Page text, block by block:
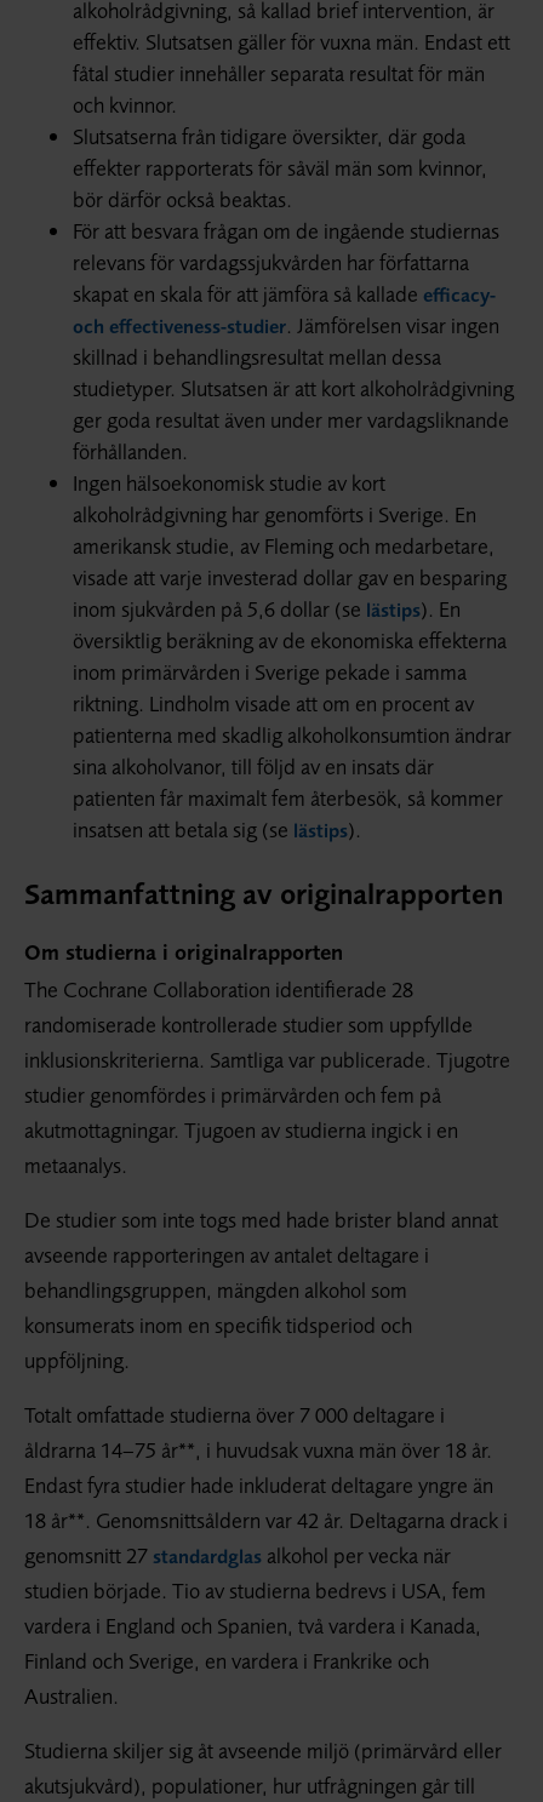
alkoholrådgivning, så kallad brief intervention, är
effektiv. Slutsatsen gäller för vuxna män. Endast ett
fåtal studier innehåller separata resultat för män
och kvinnor.
Slutsatserna från tidigare översikter, där goda
effekter rapporterats för såväl män som kvinnor,
bör därför också beaktas.
För att besvara frågan om de ingående studiernas
relevans för vardagssjukvården har författarna
skapat en skala för att jämföra så kallade efficacy-
och effectiveness-studier. Jämförelsen visar ingen
skillnad i behandlingsresultat mellan dessa
studietyper. Slutsatsen är att kort alkoholrådgivning
ger goda resultat även under mer vardagsliknande
förhållanden.
Ingen hälsoekonomisk studie av kort
alkoholrådgivning har genomförts i Sverige. En
amerikansk studie, av Fleming och medarbetare,
visade att varje investerad dollar gav en besparing
inom sjukvården på 5,6 dollar (se lästips). En
översiktlig beräkning av de ekonomiska effekterna
inom primärvården i Sverige pekade i samma
riktning. Lindholm visade att om en procent av
patienterna med skadlig alkoholkonsumtion ändrar
sina alkoholvanor, till följd av en insats där
patienten får maximalt fem återbesök, så kommer
insatsen att betala sig (se lästips).
Sammanfattning av originalrapporten
Om studierna i originalrapporten
The Cochrane Collaboration identifierade 28
randomiserade kontrollerade studier som uppfyllde
inklusionskriterierna. Samtliga var publicerade. Tjugotre
studier genomfördes i primärvården och fem på
akutmottagningar. Tjugoen av studierna ingick i en
metaanalys.
De studier som inte togs med hade brister bland annat
avseende rapporteringen av antalet deltagare i
behandlingsgruppen, mängden alkohol som
konsumerats inom en specifik tidsperiod och
uppföljning.
Totalt omfattade studierna över 7 000 deltagare i
åldrarna 14–75 år**, i huvudsak vuxna män över 18 år.
Endast fyra studier hade inkluderat deltagare yngre än
18 år**. Genomsnittsåldern var 42 år. Deltagarna drack i
genomsnitt 27 standardglas alkohol per vecka när
studien började. Tio av studierna bedrevs i USA, fem
vardera i England och Spanien, två vardera i Kanada,
Finland och Sverige, en vardera i Frankrike och
Australien.
Studierna skiljer sig åt avseende miljö (primärvård eller
akutsjukvård), populationer, hur utfrågningen går till